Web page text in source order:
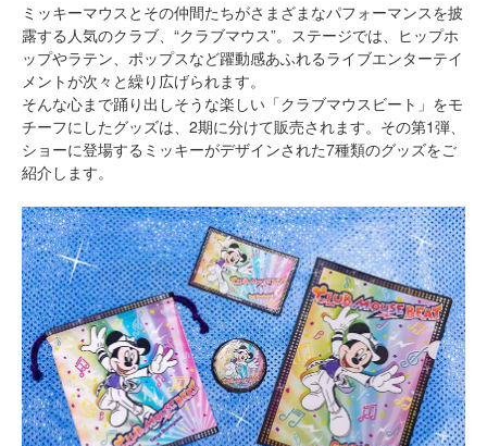
ミッキーマウスとその仲間たちがさまざまなパフォーマンスを披
露する人気のクラブ、“クラブマウス”。ステージでは、ヒップホ
ップやラテン、ポップスなど躍動感あふれるライブエンターテイ
メントが次々と繰り広げられます。
そんな心まで踊り出しそうな楽しい「クラブマウスビート」をモ
チーフにしたグッズは、2期に分けて販売されます。その第1弾、
ショーに登場するミッキーがデザインされた7種類のグッズをご
紹介します。